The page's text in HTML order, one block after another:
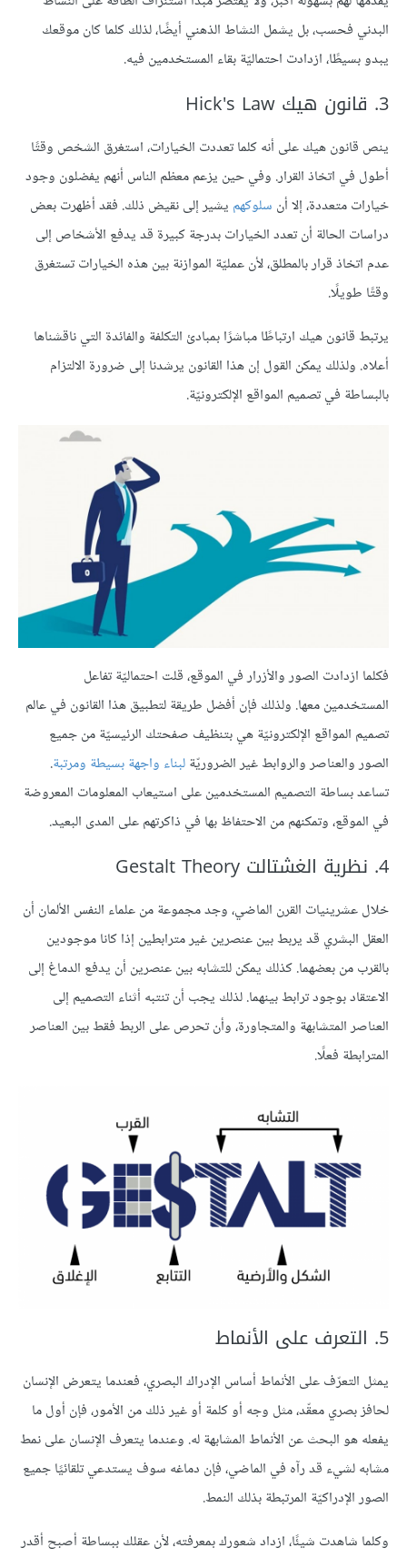
البدني فحسب، بل يشمل النشاط الذهني أيضًا، لذلك كلما كان موقعك
يبدو بسيطًا، ازدادت احتماليّة بقاء المستخدمين فيه.
3. قانون هيك Hick's Law
ينص قانون هيك على أنه كلما تعددت الخيارات، استغرق الشخص وقتًا
أطول في اتخاذ القرار. وفي حين يزعم معظم الناس أنهم يفضلون وجود
خيارات متعددة، إلا أن سلوكهم يشير إلى نقيض ذلك. فقد أظهرت بعض
دراسات الحالة أن تعدد الخيارات بدرجة كبيرة قد يدفع الأشخاص إلى
عدم اتخاذ قرار بالمطلق، لأن عمليّة الموازنة بين هذه الخيارات تستغرق
وقتًا طويلًا.
يرتبط قانون هيك ارتباطًا مباشرًا بمبادئ التكلفة والفائدة التي ناقشناها
أعلاه. ولذلك يمكن القول إن هذا القانون يرشدنا إلى ضرورة الالتزام
بالبساطة في تصميم المواقع الإلكترونيّة.
فكلما ازدادت الصور والأزرار في الموقع، قلت احتماليّة تفاعل
المستخدمين معها. ولذلك فإن أفضل طريقة لتطبيق هذا القانون في عالم
تصميم المواقع الإلكترونيّة هي بتنظيف صفحتك الرئيسيّة من جميع
الصور والعناصر والروابط غير الضروريّةلبناء واجهة بسيطة ومرتبة.
تساعد بساطة التصميم المستخدمين على استيعاب المعلومات المعروضة
في الموقع، وتمكنهم من الاحتفاظ بها في ذاكرتهم على المدى البعيد.
4. نظرية الغشتالت Gestalt Theory
خلال عشرينيات القرن الماضي، وجد مجموعة من علماء النفس الألمان أن
العقل البشري قد يربط بين عنصرين غير مترابطين إذا كانا موجودين
بالقرب من بعضهما. كذلك يمكن للتشابه بين عنصرين أن يدفع الدماغ إلى
الاعتقاد بوجود ترابط بينهما. لذلك يجب أن تنتبه أثناء التصميم إلى
العناصر المتشابهة والمتجاورة، وأن تحرص على الربط فقط بين العناصر
المترابطة فعلًا.
5. التعرف على الأنماط
يمثل التعرّف على الأنماط أساس الإدراك البصري، فعندما يتعرض الإنسان
لحافز بصري معقّد، مثل وجه أو كلمة أو غير ذلك من الأمور، فإن أول ما
يفعله هو البحث عن الأنماط المشابهة له. وعندما يتعرف الإنسان على نمط
مشابه لشيء قد رآه في الماضي، فإن دماغه سوف يستدعي تلقائيًا جميع
الصور الإدراكيّة المرتبطة بذلك النمط.
وكلما شاهدت شيئًا، ازداد شعورك بمعرفته، لأن عقلك ببساطة أصبح أقدر